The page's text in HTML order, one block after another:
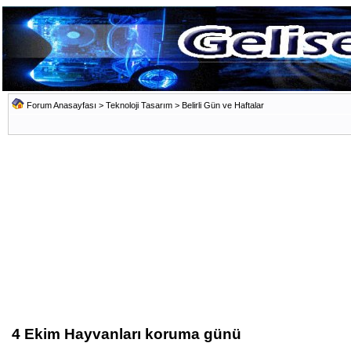
Forum Anasayfası > Teknoloji Tasarım > Belirli Gün ve Haftalar
4 Ekim Hayvanları koruma günü